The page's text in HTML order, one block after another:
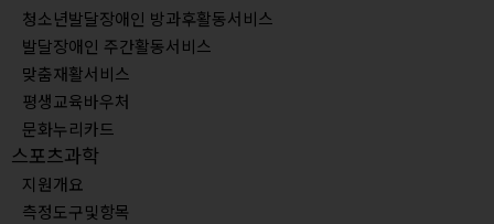
청소년발달장애인 방과후활동서비스
발달장애인 주간활동서비스
맞춤재활서비스
평생교육바우처
문화누리카드
스포츠과학
지원개요
측정도구및항목